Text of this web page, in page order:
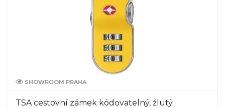
SHOWROOM PRAHA
TSA cestovní zámek kódovatelný, žlutý